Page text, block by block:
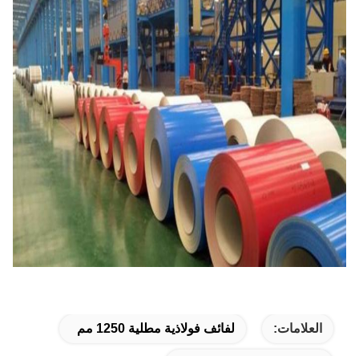
العلامات: لفائف فولاذية مطلية 1250 مم